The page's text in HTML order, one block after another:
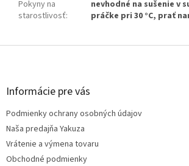
Pokyny na
starostlivosť:
nevhodné na sušenie v
práčke pri 30 °C, prať
Z
Informácie pre vás
Podmienky ochrany osobných údajov
Naša predajňa Yakuza
Vrátenie a výmena tovaru
Obchodné podmienky